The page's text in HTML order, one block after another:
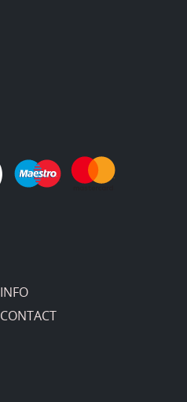
INFO
CONTACT